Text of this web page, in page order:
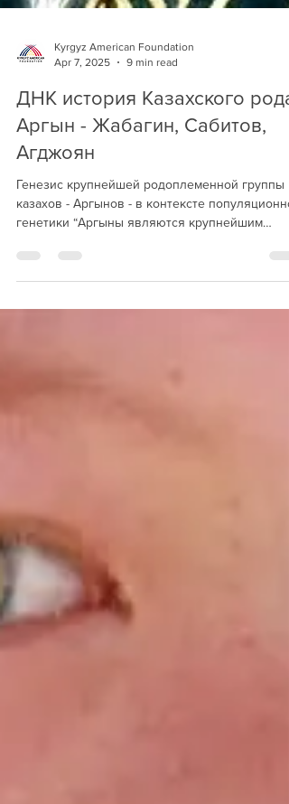
Kyrgyz American Foundation
Apr 7, 2025
9 min read
ДНК история Казахского рода
Аргын - Жабагин, Сабитов,
Агджоян
Генезис крупнейшей родоплеменной группы
родоплеменным...